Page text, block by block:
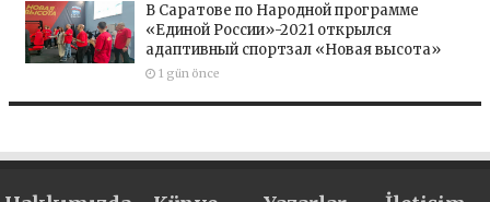
В Саратове по Народной программе
«Единой России»-2021 открылся
адаптивный спортзал «Новая высота»
1 gün önce